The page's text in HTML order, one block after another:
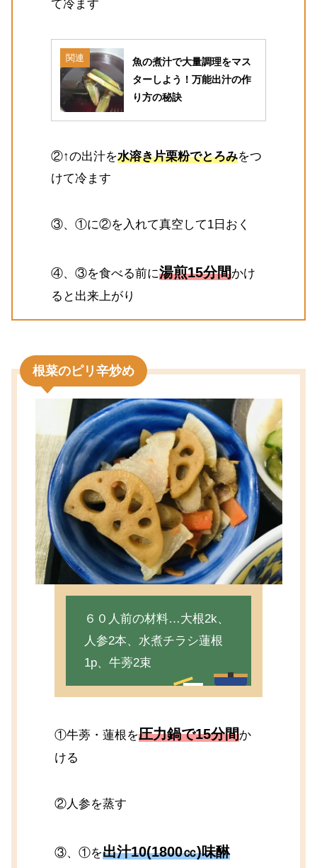
て冷ます
関連
魚の煮汁で大量調理をマス
ターしよう！万能出汁の作
り方の秘訣
②↑の出汁を水溶き片栗粉でとろみをつ
けて冷ます
③、①に②を入れて真空して1日おく
④、③を食べる前に湯煎15分間かけ
ると出来上がり
根菜のピリ辛炒め
６０人前の材料…大根2k、
人参2本、水煮チラシ蓮根
1p、牛蒡2束
①牛蒡・蓮根を圧力鍋で15分間か
ける
②人参を蒸す
③、①を出汁10(1800㏄)味醂